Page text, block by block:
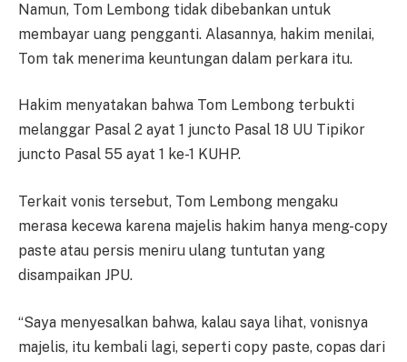
Namun, Tom Lembong tidak dibebankan untuk
membayar uang pengganti. Alasannya, hakim menilai,
Tom tak menerima keuntungan dalam perkara itu.
Hakim menyatakan bahwa Tom Lembong terbukti
melanggar Pasal 2 ayat 1 juncto Pasal 18 UU Tipikor
juncto Pasal 55 ayat 1 ke-1 KUHP.
Terkait vonis tersebut, Tom Lembong mengaku
merasa kecewa karena majelis hakim hanya meng-copy
paste atau persis meniru ulang tuntutan yang
disampaikan JPU.
“Saya menyesalkan bahwa, kalau saya lihat, vonisnya
majelis, itu kembali lagi, seperti copy paste, copas dari